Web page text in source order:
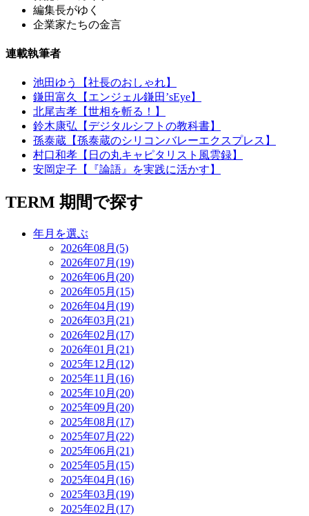
編集長がゆく
企業家たちの金言
連載執筆者
池田ゆう【社長のおしゃれ】
鎌田富久【エンジェル鎌田’sEye】
北尾吉孝【世相を斬る！】
鈴木康弘【デジタルシフトの教科書】
孫泰蔵【孫泰蔵のシリコンバレーエクスプレス】
村口和孝【日の丸キャピタリスト風雲録】
安岡定子【『論語』を実践に活かす】
TERM 期間で探す
年月を選ぶ
2026年08月(5)
2026年07月(19)
2026年06月(20)
2026年05月(15)
2026年04月(19)
2026年03月(21)
2026年02月(17)
2026年01月(21)
2025年12月(12)
2025年11月(16)
2025年10月(20)
2025年09月(20)
2025年08月(17)
2025年07月(22)
2025年06月(21)
2025年05月(15)
2025年04月(16)
2025年03月(19)
2025年02月(17)